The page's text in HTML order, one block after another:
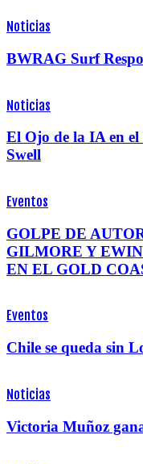
Noticias
BWRAG Surf
Noticias
El Ojo de la IA en
Swell
Eventos
GOLPE DE
GILMORE Y
EN EL GOLD
Eventos
Chile se queda sin
Noticias
Victoria Muñoz